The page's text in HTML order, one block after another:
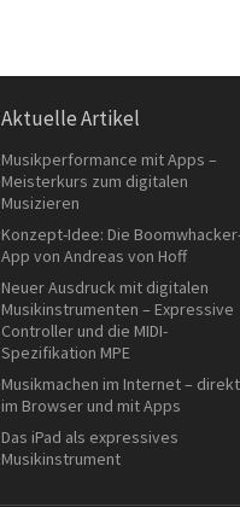
Aktuelle Artikel
Musikperformance mit Apps –
Meisterkurs zum digitalen
Musizieren
Konzept-Idee: Die
App von Andreas von Hoff
Neuer Ausdruck mit digitalen
Musikinstrumenten – Expressive
Controller und die MIDI-
Spezifikation MPE
Musikmachen im Internet – direkt
im Browser und mit Apps
Das iPad als expressives
Musikinstrument